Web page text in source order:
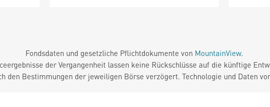
Fondsdaten und gesetzliche Pflichtdokumente von MountainView.
der Vergangenheit lassen keine Rückschlüsse auf die künftige
den Bestimmungen der jeweiligen Börse verzögert. Technologie und Daten